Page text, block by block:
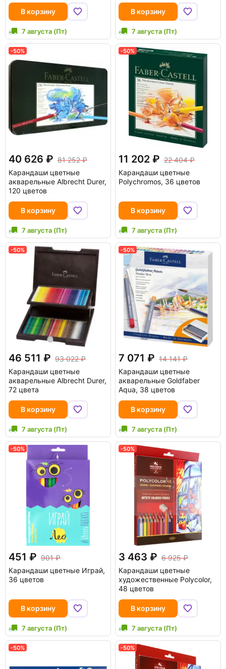
В корзину
7 августа (Пт)
В корзину
7 августа (Пт)
-50%
40 626
81 252
Карандаши цветные
акварельные Albrecht Durer,
120 цветов
В корзину
7 августа (Пт)
-50%
11 202
22 404
Карандаши цветные
Polychromos, 36 цветов
В корзину
7 августа (Пт)
-50%
46 511
93 022
Карандаши цветные
акварельные Albrecht Durer,
72 цвета
В корзину
7 августа (Пт)
-50%
7 071
14 141
Карандаши цветные
акварельные Goldfaber
Aqua, 38 цветов
В корзину
7 августа (Пт)
-50%
451
901
Карандаши цветные Играй,
36 цветов
В корзину
7 августа (Пт)
-50%
3 463
6 925
Карандаши цветные
художественные Polycolor,
48 цветов
В корзину
7 августа (Пт)
-50% -50%